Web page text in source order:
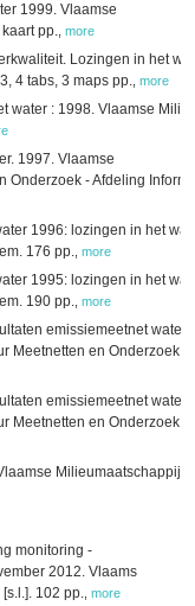
1999. Vlaamse
pp. more
Lozingen in het
4 tabs, 3 maps pp. more
water : 1998. Vlaamse
1997. Vlaamse
Onderzoek - Afdeling
1996: lozingen in het
176 pp. more
1995: lozingen in het
190 pp. more
emissiemeetnet water
Meetnetten en Onderzoek.
emissiemeetnet water
Meetnetten en Onderzoek.
Milieumaatschappij
monitoring -
2012. Vlaams
102 pp. more